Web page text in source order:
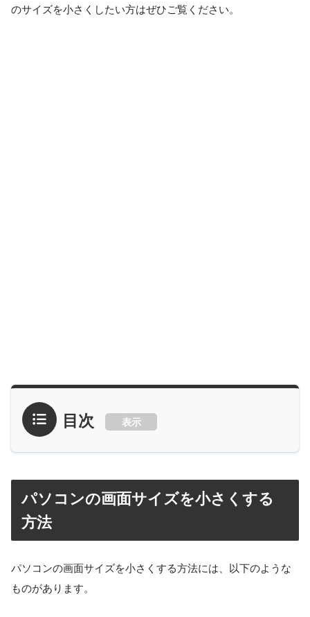
のサイズを小さくしたい方はぜひご覧ください。
目次 表示
パソコンの画面サイズを小さくする
方法
パソコンの画面サイズを小さくする方法には、以下のような
ものがあります。